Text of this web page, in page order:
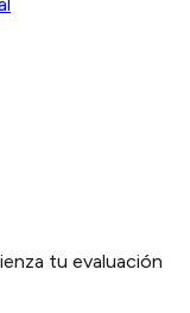
tu evaluación